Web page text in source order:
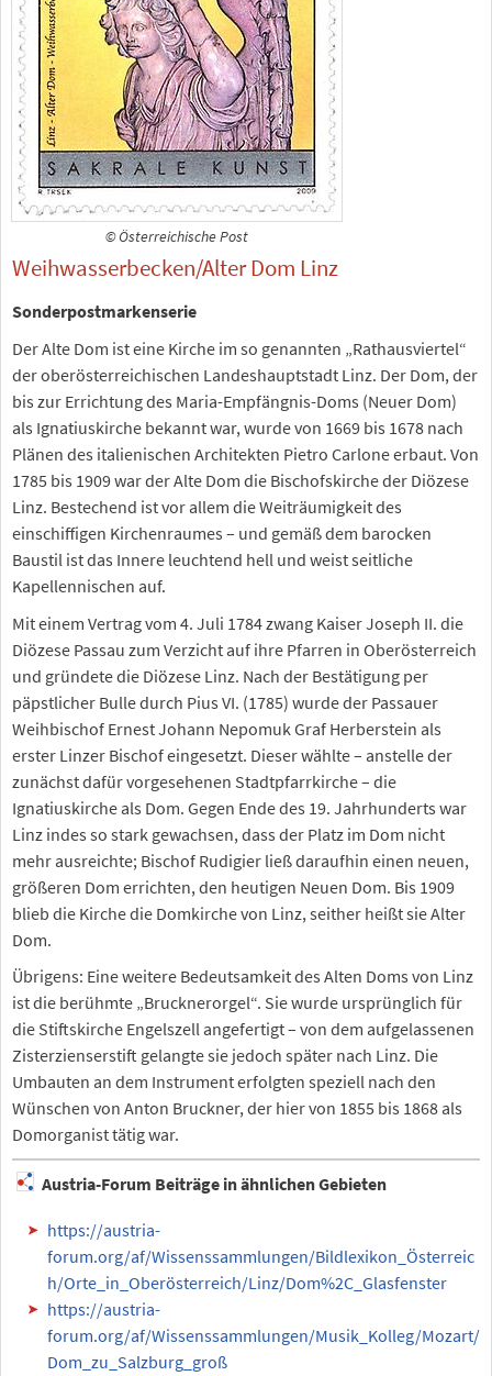
© Österreichische Post
Weihwasserbecken/Alter Dom Linz
Sonderpostmarkenserie
Der Alte Dom ist eine Kirche im so genannten „Rathausviertel“
der oberösterreichischen Landeshauptstadt Linz. Der Dom, der
bis zur Errichtung des Maria-Empfängnis-Doms (Neuer Dom)
als Ignatiuskirche bekannt war, wurde von 1669 bis 1678 nach
Plänen des italienischen Architekten Pietro Carlone erbaut. Von
1785 bis 1909 war der Alte Dom die Bischofskirche der Diözese
Linz. Bestechend ist vor allem die Weiträumigkeit des
einschiffigen Kirchenraumes – und gemäß dem barocken
Baustil ist das Innere leuchtend hell und weist seitliche
Kapellennischen auf.
Mit einem Vertrag vom 4. Juli 1784 zwang Kaiser Joseph II. die
Diözese Passau zum Verzicht auf ihre Pfarren in Oberösterreich
und gründete die Diözese Linz. Nach der Bestätigung per
päpstlicher Bulle durch Pius VI. (1785) wurde der Passauer
Weihbischof Ernest Johann Nepomuk Graf Herberstein als
erster Linzer Bischof eingesetzt. Dieser wählte – anstelle der
zunächst dafür vorgesehenen Stadtpfarrkirche – die
Ignatiuskirche als Dom. Gegen Ende des 19. Jahrhunderts war
Linz indes so stark gewachsen, dass der Platz im Dom nicht
mehr ausreichte; Bischof Rudigier ließ daraufhin einen neuen,
größeren Dom errichten, den heutigen Neuen Dom. Bis 1909
blieb die Kirche die Domkirche von Linz, seither heißt sie Alter
Dom.
Übrigens: Eine weitere Bedeutsamkeit des Alten Doms von Linz
ist die berühmte „Brucknerorgel“. Sie wurde ursprünglich für
die Stiftskirche Engelszell angefertigt – von dem aufgelassenen
Zisterzienserstift gelangte sie jedoch später nach Linz. Die
Umbauten an dem Instrument erfolgten speziell nach den
Wünschen von Anton Bruckner, der hier von 1855 bis 1868 als
Domorganist tätig war.
Austria-Forum Beiträge in ähnlichen Gebieten
https://austria-
forum.org/af/Wissenssammlungen/Bildlexikon_Österreic
h/Orte_in_Oberösterreich/Linz/Dom%2C_Glasfenster
https://austria-
forum.org/af/Wissenssammlungen/Musik_Kolleg/Mozart/
Dom_zu_Salzburg_groß